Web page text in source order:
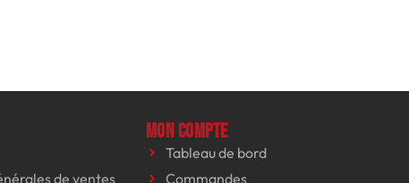
de ventes
Mon compte
Tableau de bord
Commandes